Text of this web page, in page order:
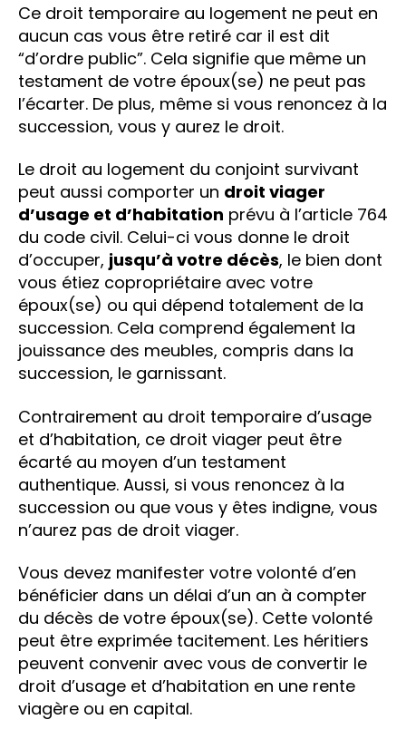
Ce droit temporaire au logement ne peut en
aucun cas vous être retiré car il est dit
“d’ordre public”. Cela signifie que même un
testament de votre époux(se) ne peut pas
l’écarter. De plus, même si vous renoncez à la
succession, vous y aurez le droit.
Le droit au logement du conjoint survivant
peut aussi comporter un droit viager
d’usage et d’habitation prévu à l’article 764
du code civil. Celui-ci vous donne le droit
d’occuper, jusqu’à votre décès, le bien dont
vous étiez copropriétaire avec votre
époux(se) ou qui dépend totalement de la
succession. Cela comprend également la
jouissance des meubles, compris dans la
succession, le garnissant.
Contrairement au droit temporaire d’usage
et d’habitation, ce droit viager peut être
écarté au moyen d’un testament
authentique. Aussi, si vous renoncez à la
succession ou que vous y êtes indigne, vous
n’aurez pas de droit viager.
Vous devez manifester votre volonté d’en
bénéficier dans un délai d’un an à compter
du décès de votre époux(se). Cette volonté
peut être exprimée tacitement. Les héritiers
peuvent convenir avec vous de convertir le
droit d’usage et d’habitation en une rente
viagère ou en capital.